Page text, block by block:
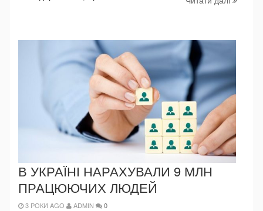
В УКРАЇНІ НАРАХУВАЛИ 9 МЛН
ПРАЦЮЮЧИХ ЛЮДЕЙ
3 РОКИ AGO ADMIN 0